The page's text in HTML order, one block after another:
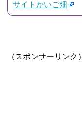
サイトかいご畑
（スポンサーリンク）